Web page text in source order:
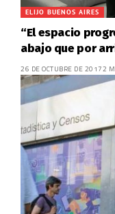
ELIJO BUENOS AIRES
“El espacio
abajo que por
26 DE OCTUBRE DE 20172